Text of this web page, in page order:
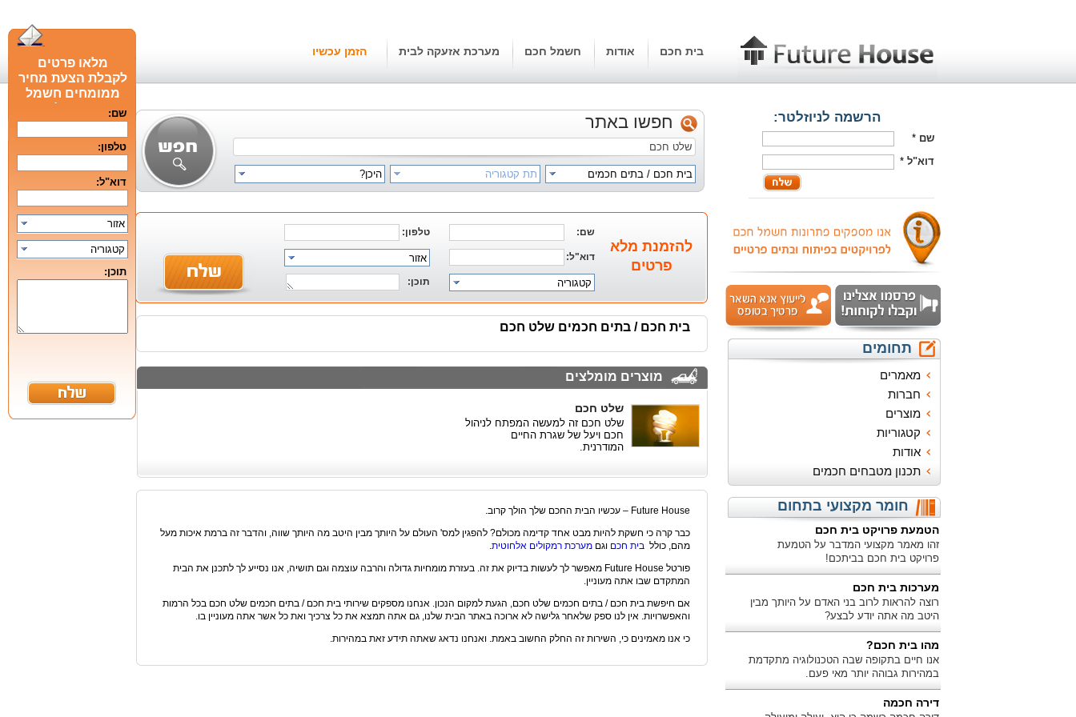
בית חכם אודות חשמל חכם מערכת אזעקה לבית הזמן עכשיו
הרשמה לניוזלטר:
שם *
דוא"ל *
תחומים
מאמרים
חברות
מוצרים
קטגוריות
אודות
תכנון מטבחים חכמים
חומר מקצועי בתחום
הטמעת פרויקט בית חכם
זהו מאמר מקצועי המדבר על הטמעת
פרויקט בית חכם בביתכם!
מערכות בית חכם
רוצה להראות לרוב בני האדם על היותך מבין
היטב מה אתה יודע לבצע?
מהו בית חכם?
אנו חיים בתקופה שבה הטכנולוגיה מתקדמת
במהירות גבוהה יותר מאי פעם.
דירה חכמה
חפשו באתר
בית חכם / בתים חכמים תת קטגוריה היכן?
להזמנת מלא
פרטים
שם: טלפון:
דוא"ל: אזור
קטגוריה תוכן:
בית חכם / בתים חכמים שלט חכם
מוצרים מומלצים
שלט חכם
שלט חכם זה למעשה המפתח לניהול
חכם ויעל של שגרת החיים
המודרנית.
Future House – עכשיו הבית החכם שלך הולך קרוב.
כבר קרה כי חשקת להיות מבט אחד קדימה מכולם? להפגין למס' העולם על היותך מבין היטב מה היותך שווה, והדבר זה ברמת איכות מעל
מהם, כולל בית חכם וגם מערכת רמקולים אלחוטית.
פורטל Future House מאפשר לך לעשות בדיוק את זה. בעזרת מומחיות גדולה והרבה עוצמה וגם תושיה, אנו נסייע לך לתכנן את הבית
המתקדם שבו אתה מעוניין.
אם חיפשת בית חכם / בתים חכמים שלט חכם, הגעת למקום הנכון. אנחנו מספקים שירותי בית חכם / בתים חכמים שלט חכם בכל הרמות
והאפשרויות. אין לנו ספק שלאחר גלישה לא ארוכה באתר הבית שלנו, גם אתה תמצא את כל צרכיך ואת כל אשר אתה מעוניין בו.
כי אנו מאמינים כי, השירות זה החלק החשוב באמת. ואנחנו נדאג שאתה תידע זאת במהירות.
מלאו פרטים
לקבלת הצעת מחיר
ממומחים חשמל
חכם מומלציםשם:
טלפון:
דוא"ל:
אזור
קטגוריה
תוכן: